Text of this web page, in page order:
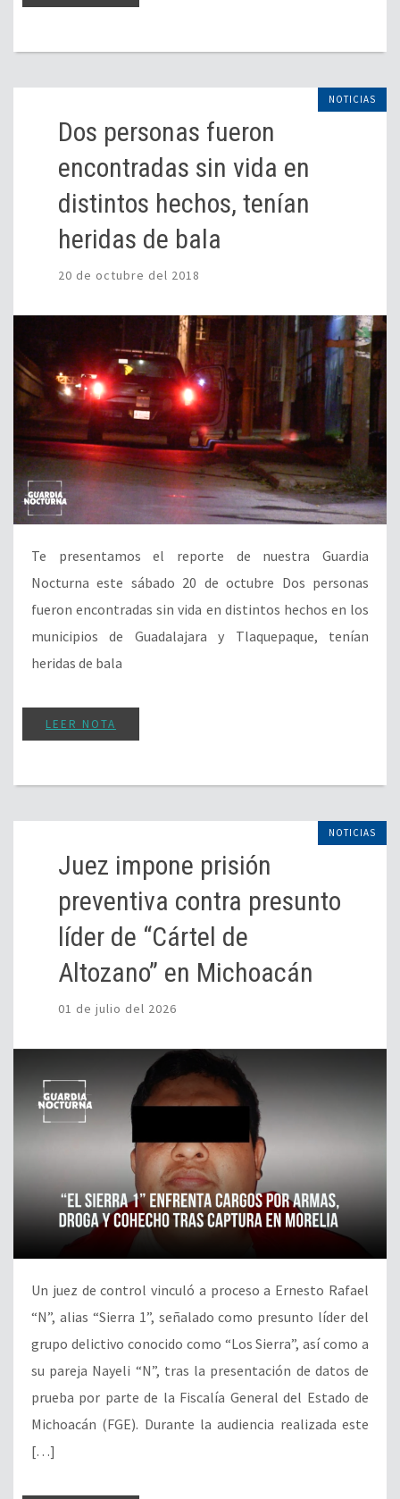
NOTICIAS
Dos personas fueron
encontradas sin vida en
distintos hechos, tenían
heridas de bala
20 de octubre del 2018
Te presentamos el reporte de nuestra Guardia
Nocturna este sábado 20 de octubre Dos personas
fueron encontradas sin vida en distintos hechos en los
municipios de Guadalajara y Tlaquepaque, tenían
heridas de bala
LEER NOTA
NOTICIAS
Juez impone prisión
preventiva contra presunto
líder de “Cártel de
Altozano” en Michoacán
01 de julio del 2026
Un juez de control vinculó a proceso a Ernesto Rafael
“N”, alias “Sierra 1”, señalado como presunto líder del
grupo delictivo conocido como “Los Sierra”, así como a
su pareja Nayeli “N”, tras la presentación de datos de
prueba por parte de la Fiscalía General del Estado de
Michoacán (FGE). Durante la audiencia realizada este
[…]